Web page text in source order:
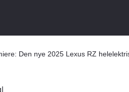
Den nye 2025 Lexus RZ